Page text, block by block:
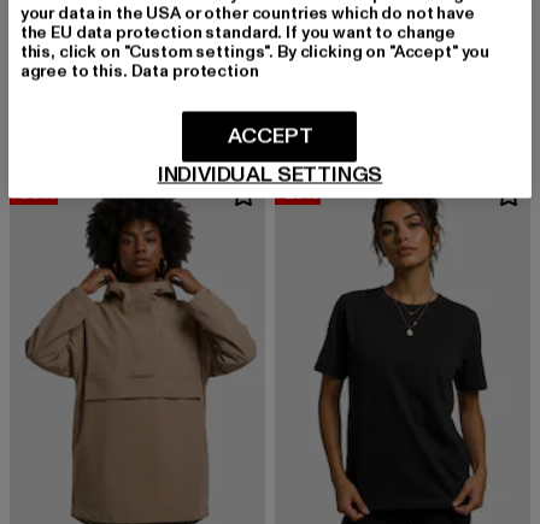
URBAN CLASSICS
Ladies Essentials Short
13,10 EUR
Derzeitiger Preis: 13,10 EUR
22,99 EURAktionspreis: 22,99 EUR
BUFFALO
-60% -25%
your data in the USA or other countries which do not have
the EU data protection standard. If you want to change
this, click on "Custom settings". By clicking on "Accept" you
agree to this. Data protection
INDIVIDUAL SETTINGS
ACCEPT